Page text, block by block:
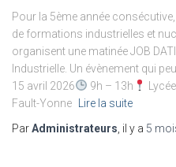
Pour la 5ème année
de formations industrielles et
organisent une matinée JOB
Industrielle. Un évènement qui
15 avril 2026
9h – 13h
Fault-Yonne
Lire la suite
ParAdministrateurs , il y a 5